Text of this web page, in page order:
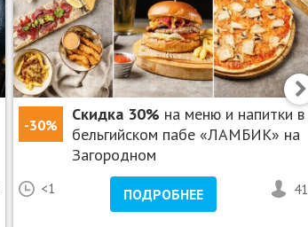
-30%
Скидка 30% на меню и напитки в
бельгийском пабе «ЛАМБИК» на
Загородном
<1 ПОДРОБНЕЕ 41